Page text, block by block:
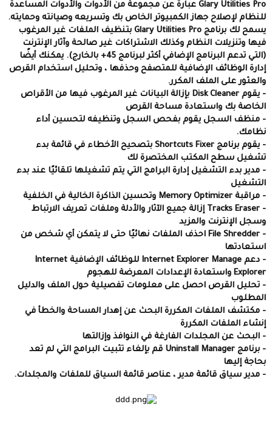
Glary Utilities Pro عبارة عن مجموعة من الأدوات والأدوات المساعدة
للنظام لإصلاح جهاز الكمبيوتر الخاص بك وتسريعه وصيانته وحمايته.
يسمح لك برنامج Glary Utilities Pro بتنظيف الملفات غير المرغوب
فيها وتنزيلات النظام وكذلك الاشتراكات غير صالحة وآثار الإنترنت
(التي تدعم البرنامج الإضافي أكثر لبرنامج 45+ بالخارج). يمكنك أيضًا
إدارة الوظائف الإضافية للمتصفح وحذفها ، وتحليل استخدام القرص
والعثور على الملف المكرر.
- يقوم Disk Cleaner بإزالة البيانات غير المرغوب فيها من الأقراص
الخاصة بك واستعادة مساحة القرص
- منظف السجل يقوم بفحص السجل وتنظيفه لتحسين أداء
نظامك.
- يقوم برنامج Shortcuts Fixer بتصحيح الأخطاء في قائمة بدء
تشغيل سطح المكتب المختصرة لك
- مدير بدء التشغيل إدارة البرامج التي يتم تشغيلها تلقائيًا عند بدء
التشغيل
- مراقبة Memory Optimizer وتحسين الذاكرة الخالية في الخلفية
- Tracks Eraser إزالة جميع الآثار والأدلة وملفات تعريف الارتباط
وسجل الإنترنت والمزيد
- File Shredder احذف الملفات نهائيًا حتى لا يتمكن أي شخص من
استعادتها
- دعم Internet Explorer Manage للوظائف الإضافية Internet
Explorer واستعادة الإعدادات المعرضة للهجوم
- تحليل القرص احصل على معلومات تفصيلية حول الملف والدليل
المطلوب
- مكتشف الملفات المكررة البحث عن إهدار المساحة والخطأ في
إنشاء الملفات المكررة
- البحث عن المجلدات الفارغة في النوافذ وإزالتها
- برنامج Uninstall Manager قم بإلغاء تثبيت البرامج التي لم تعد
بحاجة إليها
- مدير سياق قائمة مدير ، عناصر قائمة السياق للملفات والمجلدات.